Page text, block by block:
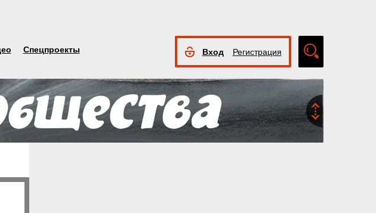
Спецпроекты Вход Регистрация
поиск